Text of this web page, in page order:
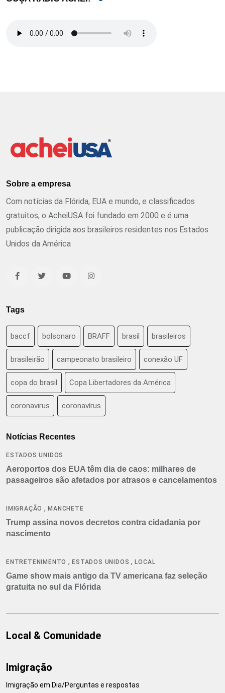
Sobre a empresa
Com notícias da Flórida, EUA e mundo, e classificados
gratuitos, o AcheiUSA foi fundado em 2000 e é uma
publicação dirigida aos brasileiros residentes nos Estados
Unidos da América
Tags
baccf bolsonaro BRAFF brasil brasileiros
brasileirão campeonato brasileiro conexão UF
copa do brasil Copa Libertadores da América
coronavirus coronavírus
Notícias Recentes
ESTADOS UNIDOS
Aeroportos dos EUA têm dia de caos: milhares de
passageiros são afetados por atrasos e cancelamentos
IMIGRAÇÃO ,MANCHETE
Trump assina novos decretos contra cidadania por
nascimento
ENTRETENIMENTO ,ESTADOS UNIDOS ,LOCAL
Game show mais antigo da TV americana faz seleção
gratuita no sul da Flórida
Local & Comunidade
Imigração
Imigração em Dia/Perguntas e respostas